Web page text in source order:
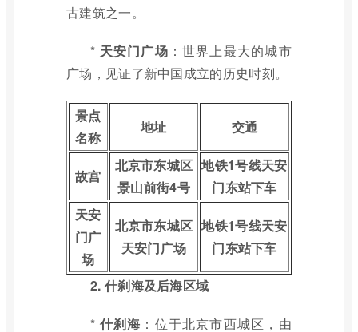
古建筑之一。
* 天安门广场 ：世界上最大的城市
广场，见证了新中国成立的历史时刻。
景点
名称
地址 交通
故宫
北京市东城区
景山前街4号
地铁1号线天安
门东站下车
天安
门广
场
北京市东城区
天安门广场
地铁1号线天安
门东站下车
2. 什刹海及后海区域
* 什刹海 ：位于北京市西城区，由